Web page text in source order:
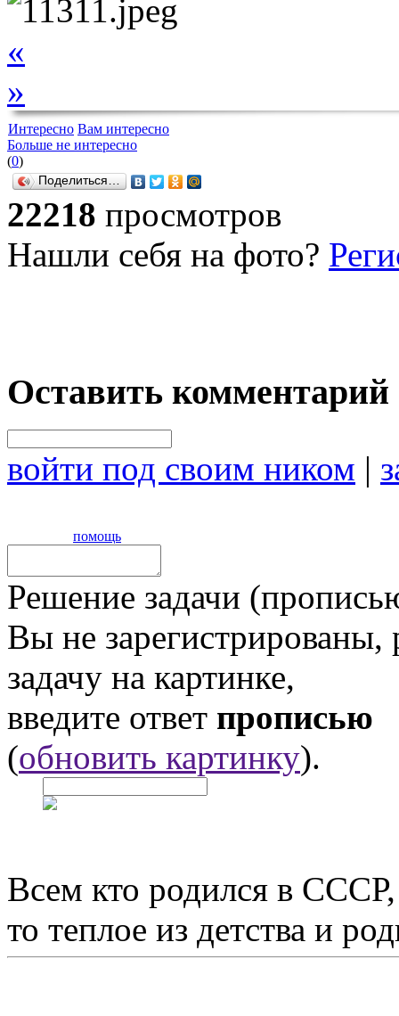
«
»
Интересно Вам интересно
Больше не интересно
(0)
Поделиться…
22218 просмотров
Нашли себя на фото?
Оставить комментарий
войти под своим ником |
помощь
Решение задачи
Вы не
задачу на картинке,
введите ответ прописью
(обновить картинку).
Всем кто родился в
то теплое из детства и